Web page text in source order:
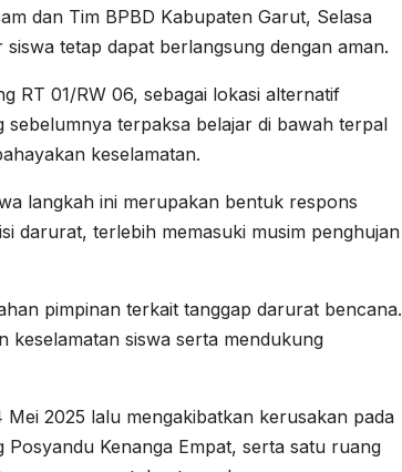
dan Tim BPBD Kabupaten Garut, Selasa
tetap dapat berlangsung dengan aman.
RT 01/RW 06, sebagai lokasi alternatif
terpaksa belajar di bawah terpal
keselamatan.
langkah ini merupakan bentuk respons
darurat, terlebih memasuki musim penghujan
pimpinan terkait tanggap darurat bencana.
keselamatan siswa serta mendukung
2025 lalu mengakibatkan kerusakan pada
Kenanga Empat, serta satu ruang